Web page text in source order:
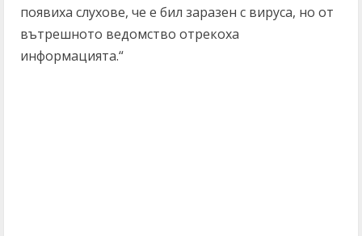
появиха слухове, че е бил заразен с вируса, но от
вътрешното ведомство отрекоха
информацията.“